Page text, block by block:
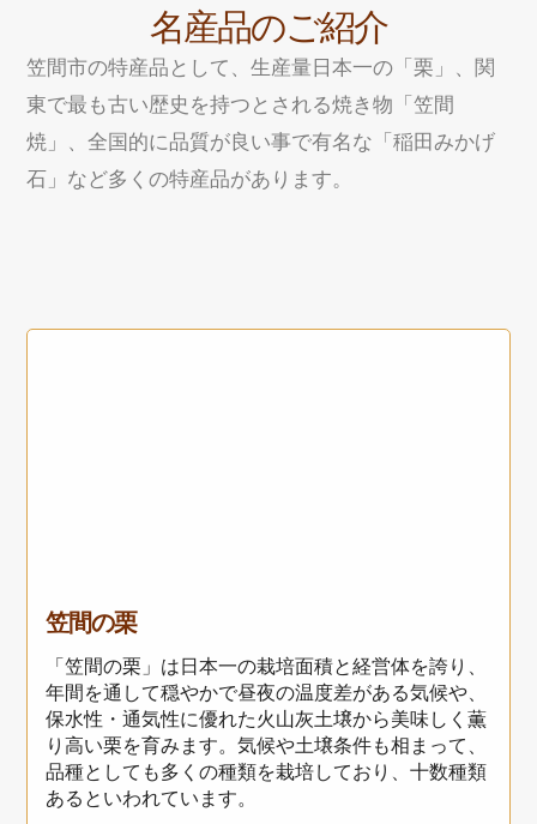
名産品のご紹介
笠間市の特産品として、生産量日本一の「栗」、関
東で最も古い歴史を持つとされる焼き物「笠間
焼」、全国的に品質が良い事で有名な「稲田みかげ
石」など多くの特産品があります。
笠間の栗
「笠間の栗」は日本一の栽培面積と経営体を誇り、
年間を通して穏やかで昼夜の温度差がある気候や、
保水性・通気性に優れた火山灰土壌から美味しく薫
り高い栗を育みます。気候や土壌条件も相まって、
品種としても多くの種類を栽培しており、十数種類
あるといわれています。